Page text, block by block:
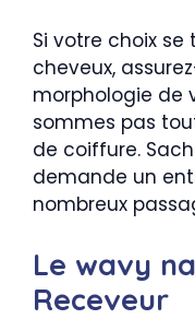
Si votre choix
cheveux,
morphologie de
sommes pas
de coiffure.
demande un
nombreux
Le wavy
Receveur